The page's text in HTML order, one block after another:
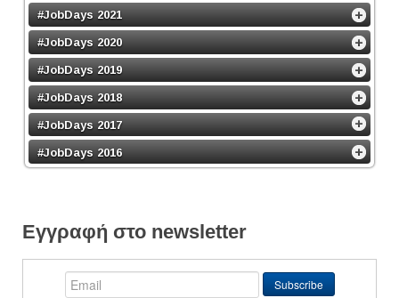
#JobDays 2021
#JobDays 2020
#JobDays 2019
#JobDays 2018
#JobDays 2017
#JobDays 2016
Εγγραφή στο newsletter